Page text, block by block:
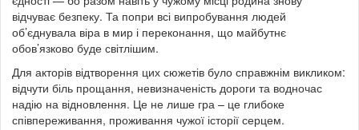
відчуває безпеку. Та попри всі випробування людей
об’єднувала віра в мир і переконання, що майбутнє
обов’язково буде світлішим.
Для акторів відтворення цих сюжетів було справжнім викликом:
відчути біль прощання, невизначеність дороги та водночас
надію на відновлення. Це не лише гра – це глибоке
співпереживання, проживання чужої історії серцем.